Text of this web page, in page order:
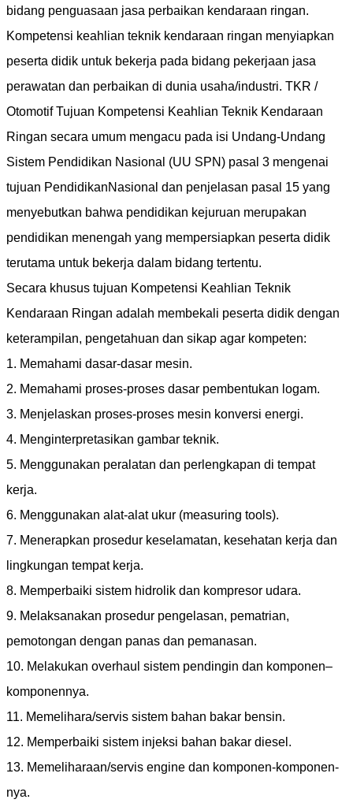
bidang penguasaan jasa perbaikan kendaraan ringan.
Kompetensi keahlian teknik kendaraan ringan menyiapkan
peserta didik untuk bekerja pada bidang pekerjaan jasa
perawatan dan perbaikan di dunia usaha/industri. TKR /
Otomotif Tujuan Kompetensi Keahlian Teknik Kendaraan
Ringan secara umum mengacu pada isi Undang-Undang
Sistem Pendidikan Nasional (UU SPN) pasal 3 mengenai
tujuan PendidikanNasional dan penjelasan pasal 15 yang
menyebutkan bahwa pendidikan kejuruan merupakan
pendidikan menengah yang mempersiapkan peserta didik
terutama untuk bekerja dalam bidang tertentu.
Secara khusus tujuan Kompetensi Keahlian Teknik
Kendaraan Ringan adalah membekali peserta didik dengan
keterampilan, pengetahuan dan sikap agar kompeten:
1. Memahami dasar-dasar mesin.
2. Memahami proses-proses dasar pembentukan logam.
3. Menjelaskan proses-proses mesin konversi energi.
4. Menginterpretasikan gambar teknik.
5. Menggunakan peralatan dan perlengkapan di tempat
kerja.
6. Menggunakan alat-alat ukur (measuring tools).
7. Menerapkan prosedur keselamatan, kesehatan kerja dan
lingkungan tempat kerja.
8. Memperbaiki sistem hidrolik dan kompresor udara.
9. Melaksanakan prosedur pengelasan, pematrian,
pemotongan dengan panas dan pemanasan.
10. Melakukan overhaul sistem pendingin dan komponen–
komponennya.
11. Memelihara/servis sistem bahan bakar bensin.
12. Memperbaiki sistem injeksi bahan bakar diesel.
13. Memeliharaan/servis engine dan komponen-komponen-
nya.